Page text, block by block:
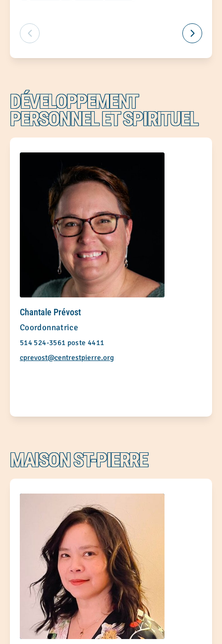
DÉVELOPPEMENT
PERSONNEL ET SPIRITUEL
Chantale Prévost
Coordonnatrice
514 524-3561 poste 4411
cprevost@centrestpierre.org
MAISON ST-PIERRE